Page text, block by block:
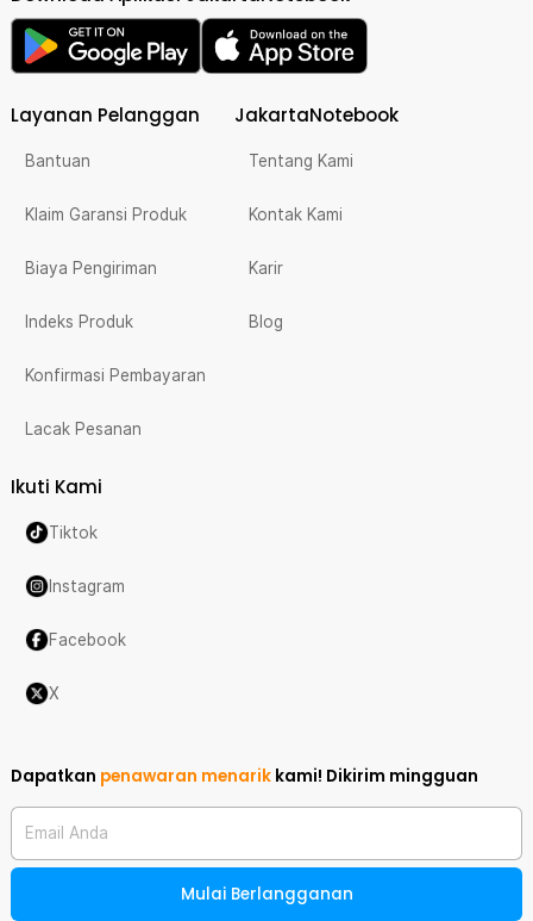
Layanan Pelanggan
Bantuan
Klaim Garansi Produk
Biaya Pengiriman
Indeks Produk
Konfirmasi Pembayaran
Lacak Pesanan
JakartaNotebook
Tentang Kami
Kontak Kami
Karir
Blog
Ikuti Kami
Tiktok
Instagram
Facebook
X
Dapatkan penawaran menarik kami! Dikirim mingguan
Email Anda
Mulai Berlangganan